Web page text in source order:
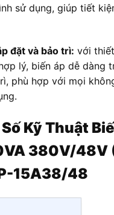
sử dụng, giúp tiết
đặt và bảo trì: với
lý, biến áp dễ dàng
phù hợp với mọi
Kỹ Thuật
380V/48V
15A38/48